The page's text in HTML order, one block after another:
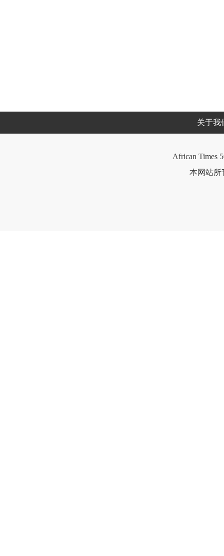
关于我
African Times
本网站所